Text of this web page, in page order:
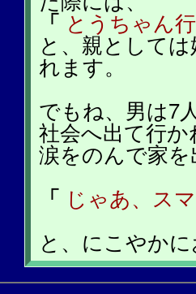
「 とうちゃん
と、親として
れます。
でもね、男は7
社会へ出て行
涙をのんで家
「 じゃあ、ス
と、にこやか